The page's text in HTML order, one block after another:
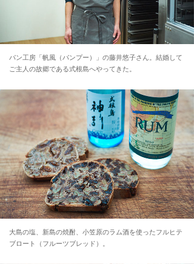
パン工房「帆風（パンプー）」の藤井悠子さん。結婚して
ご主人の故郷である式根島へやってきた。
大島の塩、新島の焼酎、小笠原のラム酒を使ったフルヒテ
ブロート（フルーツブレッド）。